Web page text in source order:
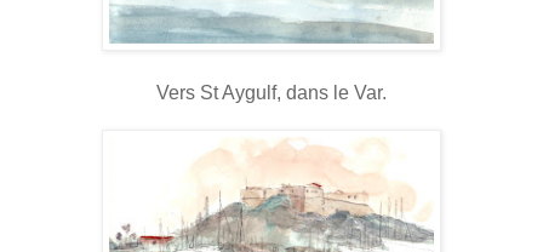
Vers St Aygulf, dans le Var.